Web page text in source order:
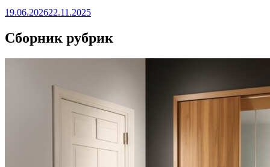
19.06.202622.11.2025
Сборник рубрик